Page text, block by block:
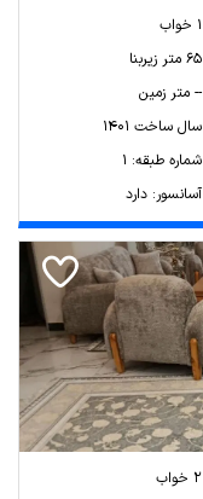
1 خواب
65 متر زیربنا
-- متر زمین
سال ساخت 1401
شماره طبقه: 1
آسانسور: دارد
2 خواب